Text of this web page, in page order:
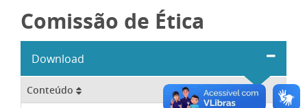
Comissão de Ética
Download
Conteúdo